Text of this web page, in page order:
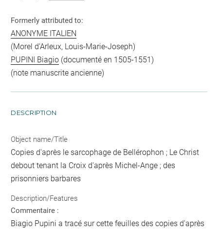
Formerly attributed to:
ANONYME ITALIEN
(Morel d'Arleux, Louis-Marie-Joseph)
PUPINI Biagio (documenté en 1505-1551)
(note manuscrite ancienne)
DESCRIPTION
Object name/Title
Copies d'après le sarcophage de Bellérophon ; Le Christ
debout tenant la Croix d'après Michel-Ange ; des
prisonniers barbares
Description/Features
Commentaire :
Biagio Pupini a tracé sur cette feuilles des copies d'après